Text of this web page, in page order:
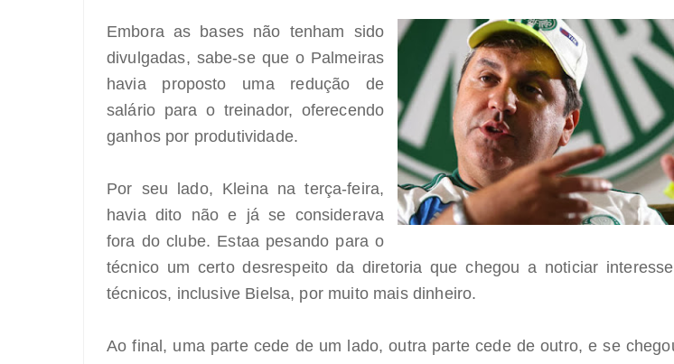
Embora as bases não tenham sido
divulgadas, sabe-se que o Palmeiras
havia proposto uma redução de
salário para o treinador, oferecendo
ganhos por produtividade.
Por seu lado, Kleina na terça-feira,
havia dito não e já se considerava
fora do clube. Estaa pesando para o
técnico um certo desrespeito da diretoria que chegou a noticiar
técnicos, inclusive Bielsa, por muito mais dinheiro.
Ao final, uma parte cede de um lado, outra parte cede de outro, e se